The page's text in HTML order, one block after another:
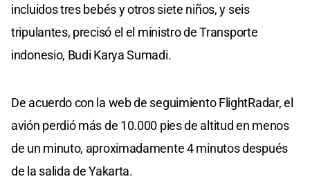
incluidos tres bebés y otros siete niños, y seis
tripulantes, precisó el el ministro de Transporte
indonesio, Budi Karya Sumadi.
De acuerdo con la web de seguimiento FlightRadar, el
avión perdió más de 10.000 pies de altitud en menos
de un minuto, aproximadamente 4 minutos después
de la salida de Yakarta.